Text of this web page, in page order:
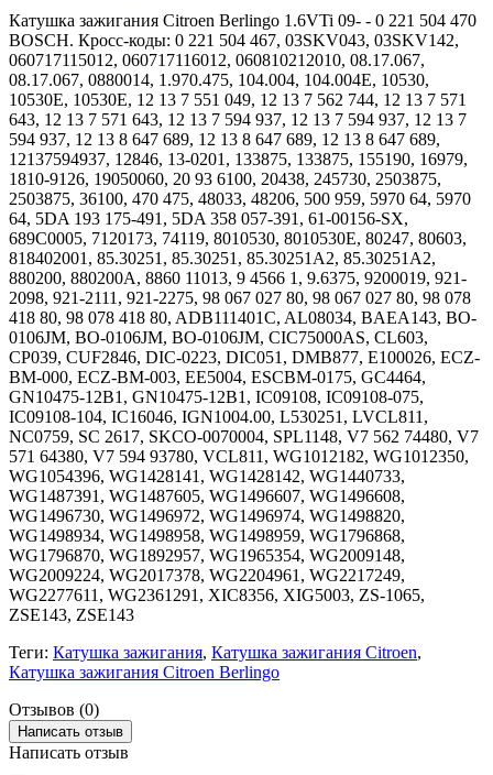
Катушка зажигания Citroen Berlingo 1.6VTi 09- - 0 221 504 470
BOSCH. Кросс-коды: 0 221 504 467, 03SKV043, 03SKV142,
060717115012, 060717116012, 060810212010, 08.17.067,
08.17.067, 0880014, 1.970.475, 104.004, 104.004E, 10530,
10530E, 10530E, 12 13 7 551 049, 12 13 7 562 744, 12 13 7 571
643, 12 13 7 571 643, 12 13 7 594 937, 12 13 7 594 937, 12 13 7
594 937, 12 13 8 647 689, 12 13 8 647 689, 12 13 8 647 689,
12137594937, 12846, 13-0201, 133875, 133875, 155190, 16979,
1810-9126, 19050060, 20 93 6100, 20438, 245730, 2503875,
2503875, 36100, 470 475, 48033, 48206, 500 959, 5970 64, 5970
64, 5DA 193 175-491, 5DA 358 057-391, 61-00156-SX,
689C0005, 7120173, 74119, 8010530, 8010530E, 80247, 80603,
818402001, 85.30251, 85.30251, 85.30251A2, 85.30251A2,
880200, 880200A, 8860 11013, 9 4566 1, 9.6375, 9200019, 921-
2098, 921-2111, 921-2275, 98 067 027 80, 98 067 027 80, 98 078
418 80, 98 078 418 80, ADB111401C, AL08034, BAEA143, BO-
0106JM, BO-0106JM, BO-0106JM, CIC75000AS, CL603,
CP039, CUF2846, DIC-0223, DIC051, DMB877, E100026, ECZ-
BM-000, ECZ-BM-003, EE5004, ESCBM-0175, GC4464,
GN10475-12B1, GN10475-12B1, IC09108, IC09108-075,
IC09108-104, IC16046, IGN1004.00, L530251, LVCL811,
NC0759, SC 2617, SKCO-0070004, SPL1148, V7 562 74480, V7
571 64380, V7 594 93780, VCL811, WG1012182, WG1012350,
WG1054396, WG1428141, WG1428142, WG1440733,
WG1487391, WG1487605, WG1496607, WG1496608,
WG1496730, WG1496972, WG1496974, WG1498820,
WG1498934, WG1498958, WG1498959, WG1796868,
WG1796870, WG1892957, WG1965354, WG2009148,
WG2009224, WG2017378, WG2204961, WG2217249,
WG2277611, WG2361291, XIC8356, XIG5003, ZS-1065,
ZSE143, ZSE143
Теги: Катушка зажигания, Катушка зажигания Citroen,
Катушка зажигания Citroen Berlingo
Отзывов (0)
Написать отзыв
Написать отзыв